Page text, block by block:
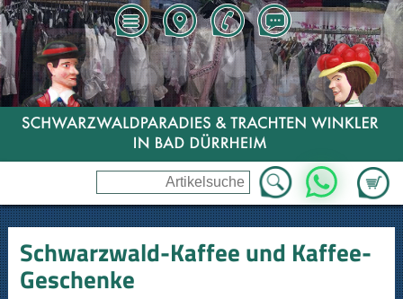
Zum
WhatsApp
Schwarzwald-Kaffee und Kaffee-
Geschenke